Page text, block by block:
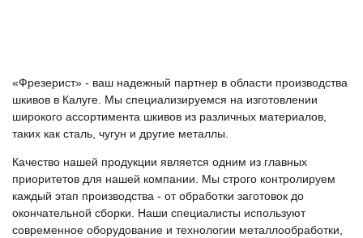
«Фрезерист» - ваш надежный партнер в области производства
шкивов в Калуге. Мы специализируемся на изготовлении
широкого ассортимента шкивов из различных материалов,
таких как сталь, чугун и другие металлы.
Качество нашей продукции является одним из главных
приоритетов для нашей компании. Мы строго контролируем
каждый этап производства - от обработки заготовок до
окончательной сборки. Наши специалисты используют
современное оборудование и технологии металлообработки,